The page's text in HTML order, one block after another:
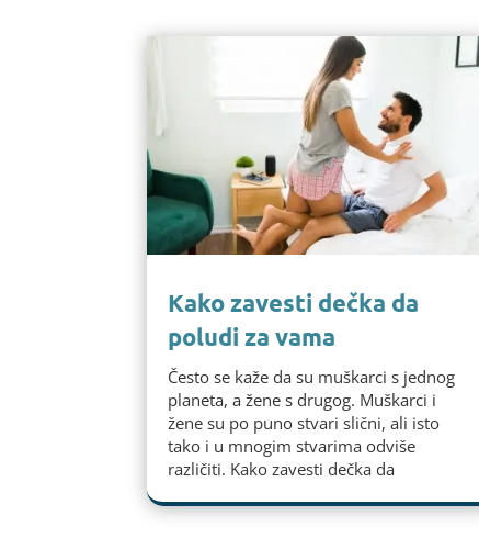
Kako zavesti dečka da
poludi za vama
Često se kaže da su muškarci s jednog
planeta, a žene s drugog. Muškarci i
žene su po puno stvari slični, ali isto
tako i u mnogim stvarima odviše
različiti. Kako zavesti dečka da